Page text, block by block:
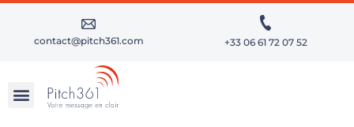
contact@pitch361.com +33 06 61 72 07 52